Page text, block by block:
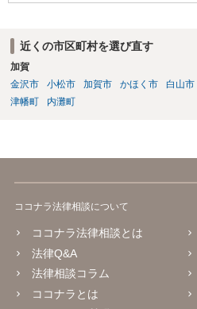
近くの市区町村を選び直す
加賀
金沢市
小松市 加賀市 かほく市 白山市
津幡町
内灘町
ココナラ法律相談について
ココナラ法律相談とは
法律Q&A
法律相談コラム
ココナラとは